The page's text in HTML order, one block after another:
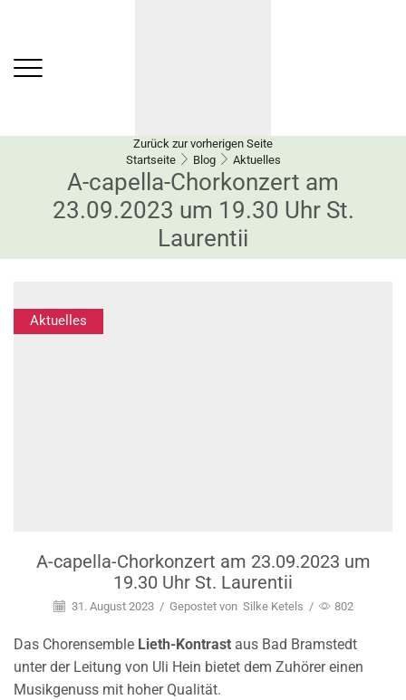
Zurück zur vorherigen Seite
Startseite
Blog Aktuelles
A-capella-Chorkonzert am
23.09.2023 um 19.30 Uhr St.
Laurentii
Aktuelles
A-capella-Chorkonzert am 23.09.2023 um
19.30 Uhr St. Laurentii
31. August 2023 / Gepostet von Silke Ketels / 802
Das Chorensemble Lieth-Kontrast aus Bad Bramstedt
unter der Leitung von Uli Hein bietet dem Zuhörer einen
Musikgenuss mit hoher Qualität.